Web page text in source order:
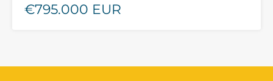
€795.000 EUR